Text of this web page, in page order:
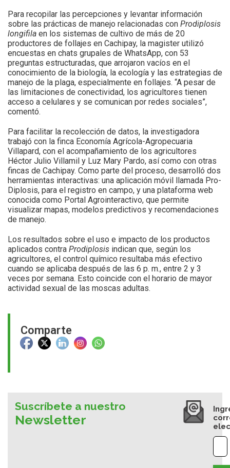
Comparte
Para recopilar las percepciones y levantar información
sobre las prácticas de manejo relacionadas con Prodiplosis
longifila en los sistemas de cultivo de más de 20
productores de follajes en Cachipay, la magister utilizó
encuestas en chats grupales de WhatsApp, con 53
preguntas estructuradas, que arrojaron vacíos en el
conocimiento de la biología, la ecología y las estrategias de
manejo de la plaga, especialmente en follajes. “A pesar de
las limitaciones de conectividad, los agricultores tienen
acceso a celulares y se comunican por redes sociales”,
comentó.
Para facilitar la recolección de datos, la investigadora
trabajó con la finca Economía Agrícola-Agropecuaria
Villapard, con el acompañamiento de los agricultores
Héctor Julio Villamil y Luz Mary Pardo, así como con otras
fincas de Cachipay. Como parte del proceso, desarrolló dos
herramientas interactivas: una aplicación móvil llamada Pro-
Diplosis, para el registro en campo, y una plataforma web
conocida como Portal Agrointeractivo, que permite
visualizar mapas, modelos predictivos y recomendaciones
de manejo.
Los resultados sobre el uso e impacto de los productos
aplicados contra Prodiplosis indican que, según los
agricultores, el control químico resultaba más efectivo
cuando se aplicaba después de las 6 p. m., entre 2 y 3
veces por semana. Esto coincide con el horario de mayor
actividad sexual de las moscas adultas.
Suscríbete a nuestro
Newsletter